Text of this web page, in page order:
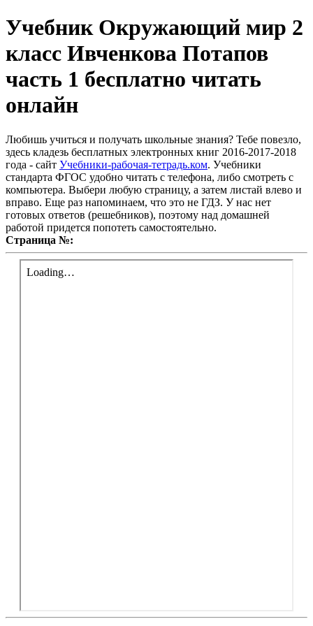
Учебник Окружающий мир 2
класс Ивченкова Потапов
часть 1 бесплатно читать
онлайн
Любишь учиться и получать школьные знания? Тебе повезло,
здесь кладезь бесплатных электронных книг 2016-2017-2018
года - сайт Учебники-рабочая-тетрадь.ком. Учебники
стандарта ФГОС удобно читать с телефона, либо смотреть с
компьютера. Выбери любую страницу, а затем листай влево и
вправо. Еще раз напоминаем, что это не ГДЗ. У нас нет
готовых ответов (решебников), поэтому над домашней
работой придется попотеть самостоятельно.
Страница №: